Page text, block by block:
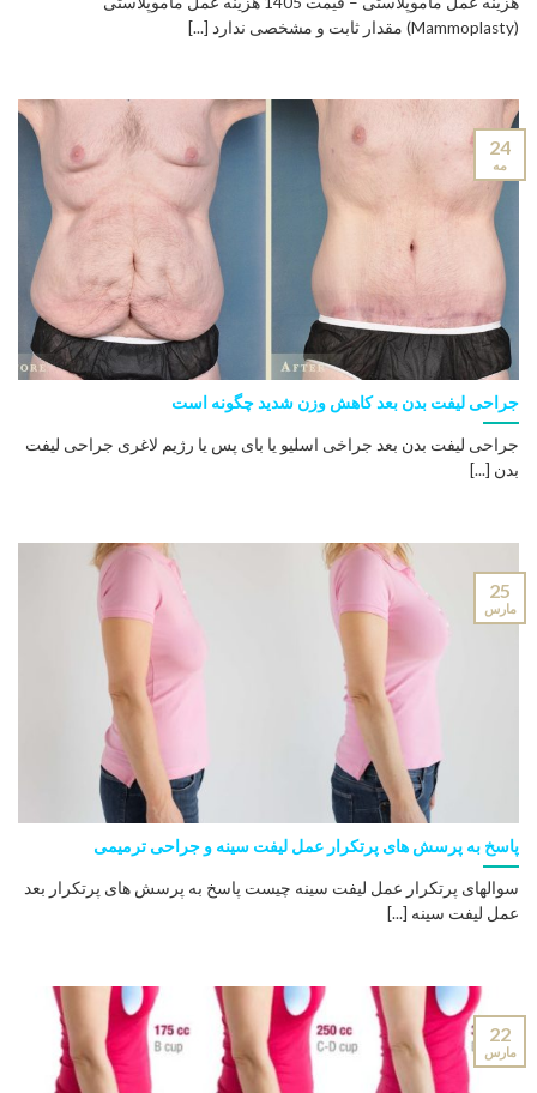
(Mammoplasty) مقدار ثابت و مشخصی ندارد [...]
جراحی لیفت بدن بعد کاهش وزن شدید چگونه است
جراحی لیفت بدن بعد جراخی اسلیو یا بای پس یا رژیم لاغری جراحی لیفت
بدن [...]
24
مه
پاسخ به پرسش های پرتکرار عمل لیفت سینه و جراحی ترمیمی
سوالهای پرتکرار عمل لیفت سینه چیست پاسخ به پرسش های پرتکرار بعد
عمل لیفت سینه [...]
25
مارس
22
مارس